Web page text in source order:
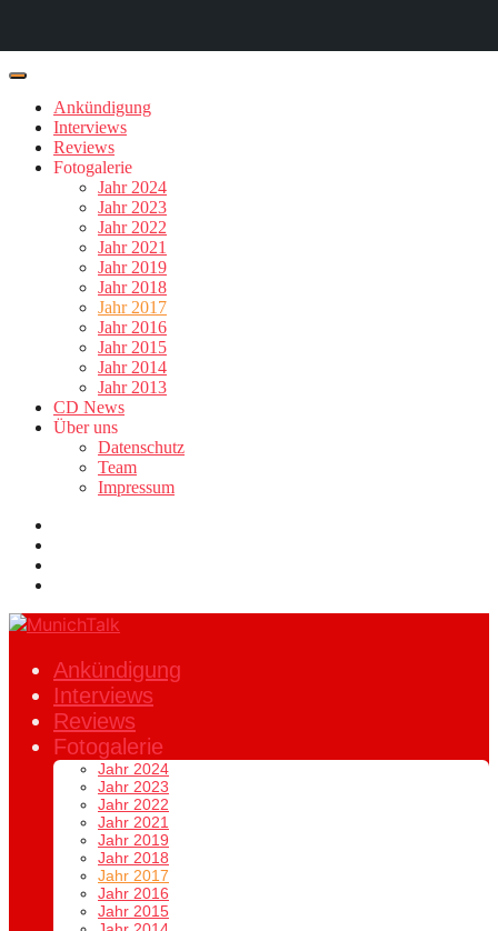
Ankündigung
Interviews
Reviews
Fotogalerie
Jahr 2024
Jahr 2023
Jahr 2022
Jahr 2021
Jahr 2019
Jahr 2018
Jahr 2017
Jahr 2016
Jahr 2015
Jahr 2014
Jahr 2013
CD News
Über uns
Datenschutz
Team
Impressum
Ankündigung
Interviews
Reviews
Fotogalerie
Jahr 2024
Jahr 2023
Jahr 2022
Jahr 2021
Jahr 2019
Jahr 2018
Jahr 2017
Jahr 2016
Jahr 2015